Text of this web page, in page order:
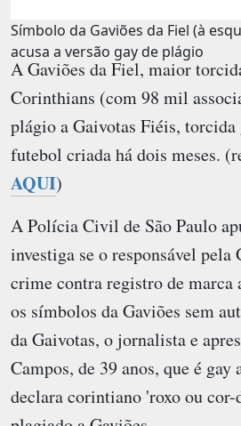
Símbolo da Gaviões da Fiel (à
acusa a versão gay de plágio
A Gaviões da Fiel, maior
Corinthians (com 98 mil
plágio a Gaivotas Fiéis, torcida
futebol criada há dois meses.
AQUI)
A Polícia Civil de São Paulo
investiga se o responsável pela
crime contra registro de marca
os símbolos da Gaviões sem
da Gaivotas, o jornalista e
Campos, de 39 anos, que é gay
declara corintiano 'roxo ou cor-